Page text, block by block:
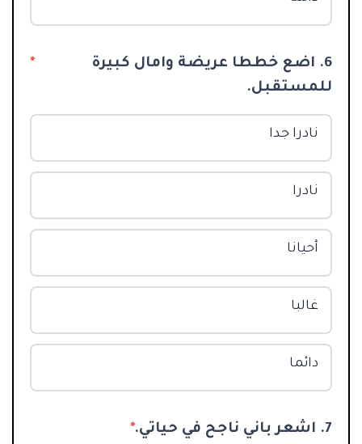
6. اضع خططا عريضة وامال كبيرة
للمستقبل.
*
نادرا جدا
نادرا
أحيانا
غالبا
دائما
7. اشعر باني ناجح في حياتي. *